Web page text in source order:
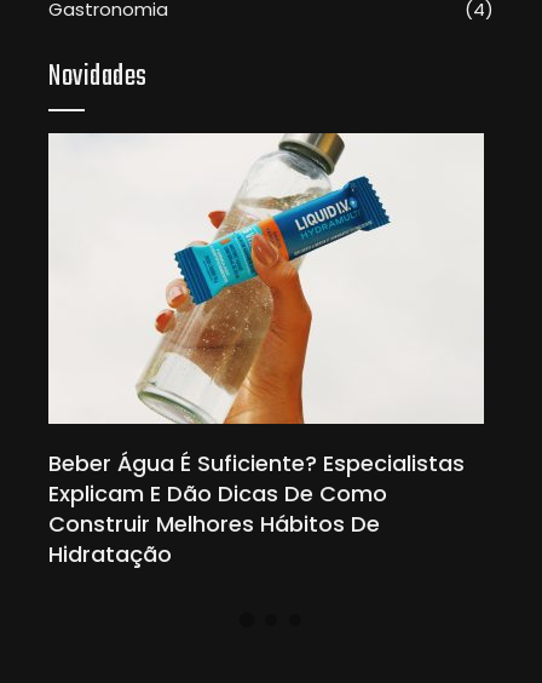
Gastronomia
(4)
Novidades
Beber Água É Suficiente? Especialistas
Explicam E Dão Dicas De Como
Construir Melhores Hábitos De
Hidratação